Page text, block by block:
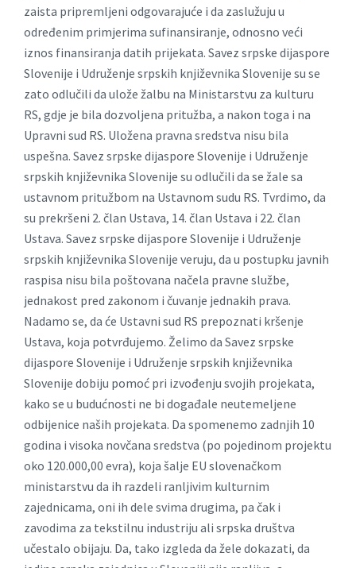
zaista pripremljeni odgovarajuće i da zaslužuju u
određenim primjerima sufinansiranje, odnosno veći
iznos finansiranja datih prijekata. Savez srpske dijaspore
Slovenije i Udruženje srpskih književnika Slovenije su se
zato odlučili da ulože žalbu na Ministarstvu za kulturu
RS, gdje je bila dozvoljena pritužba, a nakon toga i na
Upravni sud RS. Uložena pravna sredstva nisu bila
uspešna. Savez srpske dijaspore Slovenije i Udruženje
srpskih književnika Slovenije su odlučili da se žale sa
ustavnom pritužbom na Ustavnom sudu RS. Tvrdimo, da
su prekršeni 2. član Ustava, 14. član Ustava i 22. član
Ustava. Savez srpske dijaspore Slovenije i Udruženje
srpskih književnika Slovenije veruju, da u postupku javnih
raspisa nisu bila poštovana načela pravne službe,
jednakost pred zakonom i čuvanje jednakih prava.
Nadamo se, da će Ustavni sud RS prepoznati kršenje
Ustava, koja potvrđujemo. Želimo da Savez srpske
dijaspore Slovenije i Udruženje srpskih književnika
Slovenije dobiju pomoć pri izvođenju svojih projekata,
kako se u budućnosti ne bi događale neutemeljene
odbijenice naših projekata. Da spomenemo zadnjih 10
godina i visoka novčana sredstva (po pojedinom projektu
oko 120.000,00 evra), koja šalje EU slovenačkom
ministarstvu da ih razdeli ranljivim kulturnim
zajednicama, oni ih dele svima drugima, pa čak i
zavodima za tekstilnu industriju ali srpska društva
učestalo obijaju. Da, tako izgleda da žele dokazati, da